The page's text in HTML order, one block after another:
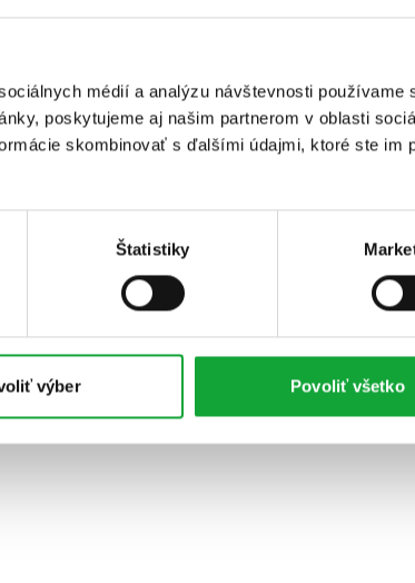
médií a analýzu návštevnosti používame
poskytujeme aj našim partnerom v oblasti
skombinovať s ďalšími údajmi, ktoré ste im
Štatistiky
výber Povoliť všetko